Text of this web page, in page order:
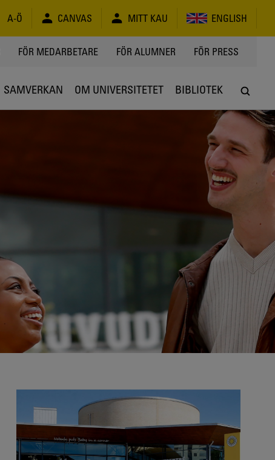
A-Ö CANVAS MITT KAU ENGLISH
FÖR MEDARBETARE FÖR ALUMNER FÖR PRESS
SAMVERKAN OM UNIVERSITETET BIBLIOTEK